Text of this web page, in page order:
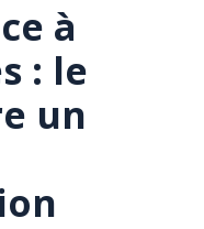
à
: le
un